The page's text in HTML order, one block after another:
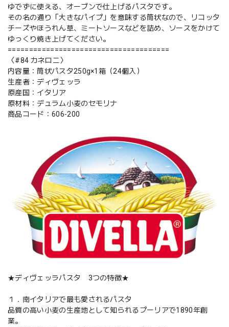
ゆでずに使える、オーブンで仕上げるパスタです。
その名の通り「大きなパイプ」を意味する筒状なので、リコッタ
チーズやほうれん草、ミートソースなどを詰め、ソースをかけて
ゆっくり焼き上げてください。
======================================
〈#84 カネロニ〉
内容量：筒状パスタ250g×1箱（24個入）
生産者：ディヴェッラ
原産国：イタリア
原材料：デュラム小麦のセモリナ
商品コード：606-200
★ディヴェッラパスタ 3つの特徴★
１．南イタリアで最も愛されるパスタ
品質の高い小麦の生産地として知られるプーリアで1890年創
業。